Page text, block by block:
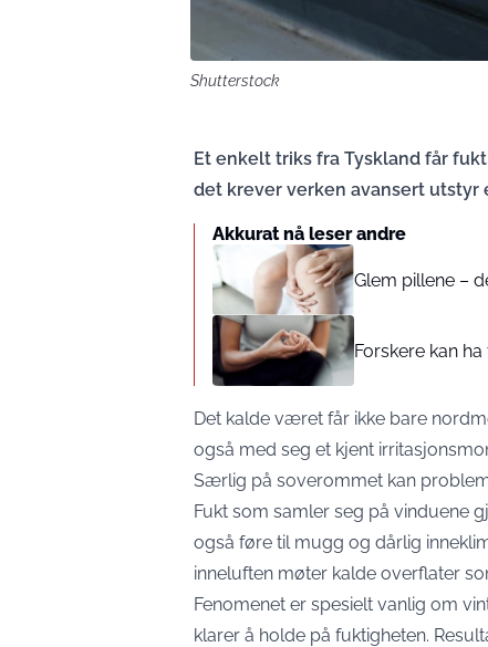
Shutterstock
Et enkelt triks fra Tyskland får
det krever verken avansert utstyr
Akkurat nå leser andre
Glem pillene –
Forskere kan
Det kalde været får ikke bare
også med seg et kjent
Særlig på soverommet kan
Fukt som samler seg på vinduene
også føre til mugg og dårlig
inneluften møter kalde overflater
Fenomenet er spesielt vanlig om
klarer å holde på fuktigheten.